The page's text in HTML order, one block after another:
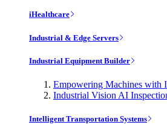
iHealthcare
Industrial & Edge Servers
Industrial Equipment Builder
Empowering Machines with
Industrial Vision AI
Intelligent Transportation Systems